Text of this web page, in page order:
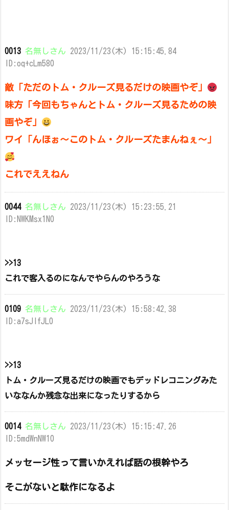
0013 名無しさん 2023/11/23(木) 15:15:45.84
ID:oq+cLm580
敵「ただのトム・クルーズ見るだけの映画やぞ」
味方「今回もちゃんとトム・クルーズ見るための映
画やぞ」
ワイ「んほぉ～このトム・クルーズたまんねぇ～」
これでええねん
0044 名無しさん 2023/11/23(木) 15:23:55.21
ID:NWKMsx1N0
>>13
これで客入るのになんでやらんのやろうな
0109 名無しさん 2023/11/23(木) 15:58:42.38
ID:a7sJIfJL0
>>13
トム・クルーズ見るだけの映画でもデッドレコニングみた
いななんか残念な出来になったりするから
0014 名無しさん 2023/11/23(木) 15:15:47.26
ID:5mdWnNW10
メッセージ性って言いかえれば話の根幹やろ
そこがないと駄作になるよ